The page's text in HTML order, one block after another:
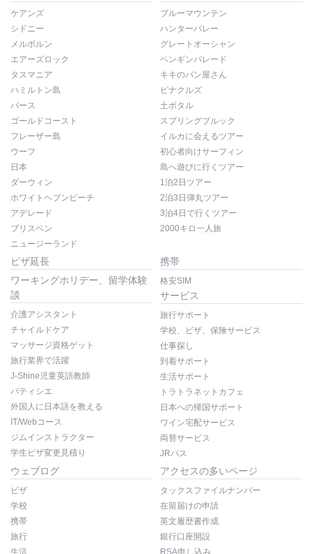
ケアンズ
シドニー
メルボルン
エアーズロック
タスマニア
ハミルトン島
パース
ゴールドコースト
フレーザー島
ウーフ
日本
ダーウィン
ホワイトヘブンビーチ
アデレード
ブリスベン
ニュージーランド
ブルーマウンテン
ハンターバレー
グレートオーシャン
ペンギンパレード
キキのパン屋さん
ピナクルズ
土ボタル
スプリングブルック
イルカに会えるツアー
初心者向けサーフィン
島へ遊びに行くツアー
1泊2日ツアー
2泊3日弾丸ツアー
3泊4日で行くツアー
2000キロ一人旅
ビザ延長
ワーキングホリデー、留学体験
談
介護アシスタント
チャイルドケア
マッサージ資格ゲット
旅行業界で活躍
J-Shine児童英語教師
パティシエ
外国人に日本語を教える
IT/Webコース
ジムインストラクター
学生ビザ変更見積り
携帯
格安SIM
サービス
旅行サポート
学校、ビザ、保険サービス
仕事探し
到着サポート
生活サポート
トラトラネットカフェ
日本への帰国サポート
ワイン宅配サービス
両替サービス
JRパス
ウェブログ
ビザ
学校
携帯
旅行
生活
アクセスの多いページ
タックスファイルナンバー
在留届けの申請
英文履歴書作成
銀行口座開設
RSA申し込み